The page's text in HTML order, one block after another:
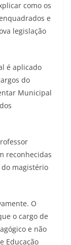
como os
e
legislação
é aplicado
do
Municipal
reconhecidas
magistério
O
o cargo de
e não
Educação